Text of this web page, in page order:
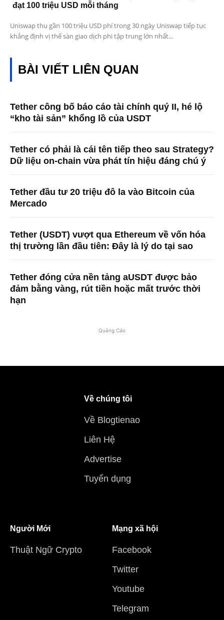
đạt 100 triệu USD mỗi tháng
Uniswap thu gần 100 triệu USD phí trong 30 ngày Uniswap tiếp tục
khẳng định vị thế sàn giao dịch phi tập trung lớn nhất...
BÀI VIẾT LIÊN QUAN
Tether công bố báo cáo tài chính quý II, hé lộ
“kho tài sản” khổng lồ của USDT
Tether có phải là cái tên tiếp theo sau Strategy?
Dữ liệu on-chain vừa phát tín hiệu đáng chú ý
Tether đầu tư 20 triệu đô la vào Bitcoin của
Mercado
Tether (USDT) vượt qua Ethereum về vốn hóa
thị trường lần đầu tiên: Đây là lý do tại sao
Tether đóng cửa nền tảng aUSDT được bảo
đảm bằng vàng, rút ​​tiền hoặc mất trước thời
hạn
Quảng Cáo
Về chúng tôi
Về Blogtienao
Liên Hệ
Advertise
Tuyển dụng
Người Mới
Thuật Ngữ Crypto
Mạng xã hội
Facebook
Twitter
Youtube
Telegram